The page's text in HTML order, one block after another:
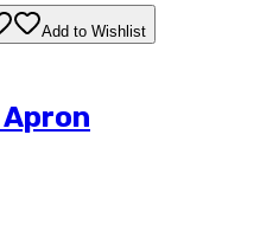
Add to Wishlist